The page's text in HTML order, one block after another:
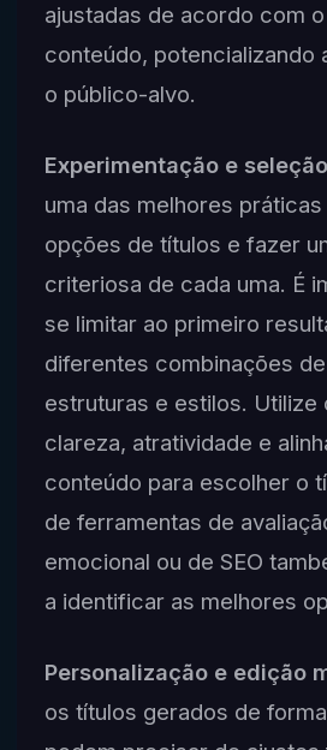
ajustadas de acordo com
conteúdo, potencializando
o público-alvo.
Experimentação e
uma das melhores
opções de títulos e fazer
criteriosa de cada uma. É
se limitar ao primeiro
diferentes combinações
estruturas e estilos.
clareza, atratividade e
conteúdo para escolher o
de ferramentas de
emocional ou de SEO
a identificar as melhores
Personalização e edição
os títulos gerados de